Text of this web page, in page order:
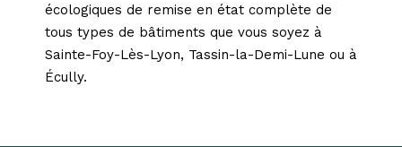
écologiques de remise en état complète de
tous types de bâtiments que vous soyez à
Sainte-Foy-Lès-Lyon, Tassin-la-Demi-Lune ou à
Écully.